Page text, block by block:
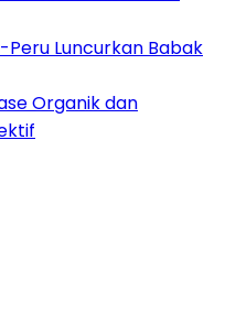
Peru Luncurkan Babak
Organik dan